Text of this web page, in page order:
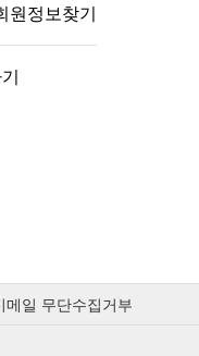
원정보찾기
메일 무단수집거부